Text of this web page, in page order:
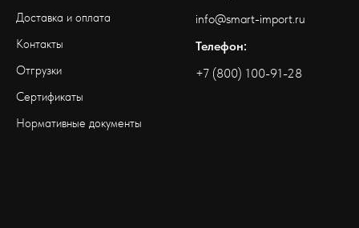
Доставка и оплата
Контакты
Отгрузки
Сертификаты
Нормативные документы
info@smart-import.ru
Телефон:
+7 (800) 100-91-28